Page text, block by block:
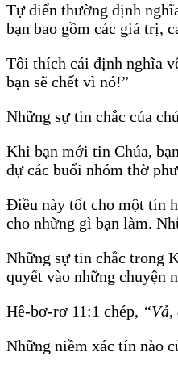
Tự điển thường định
bạn bao gồm các giá trị,
Tôi thích cái định nghĩa
bạn sẽ chết vì nó!”
Những sự tin chắc của
Khi bạn mới tin Chúa,
dự các buổi nhóm thờ
Điều này tốt cho một tín
cho những gì bạn làm.
Những sự tin chắc trong
quyết vào những chuyện
Hê-bơ-rơ 11:1 chép,
Những niềm xác tín nào